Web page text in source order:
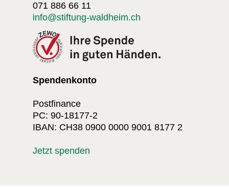
071 886 66 11
info@stiftung-waldheim.ch
Spendenkonto
Postfinance
PC: 90-18177-2
IBAN: CH38 0900 0000 9001 8177 2
Jetzt spenden